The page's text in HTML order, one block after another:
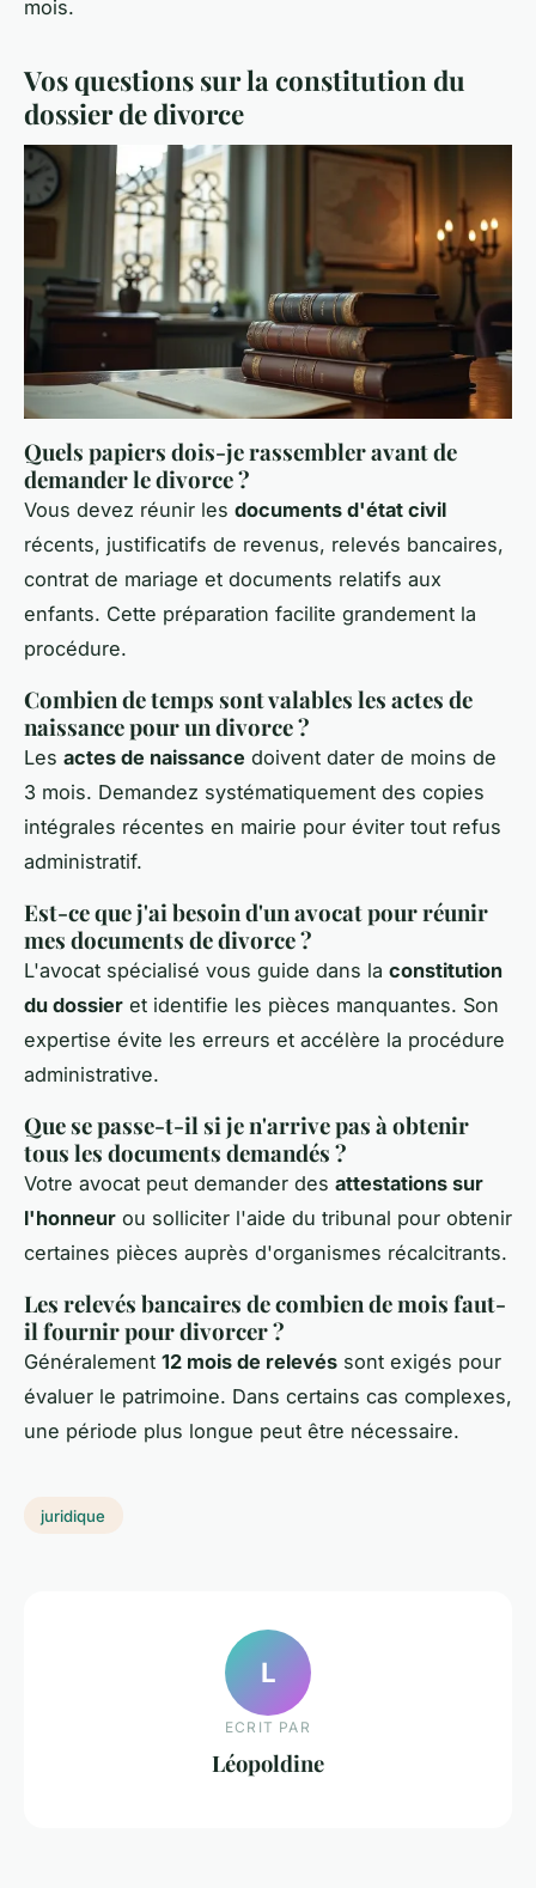
mois.
Vos questions sur la constitution du
dossier de divorce
Quels papiers dois-je rassembler avant de
demander le divorce ?
Vous devez réunir les documents d'état civil
récents, justificatifs de revenus, relevés bancaires,
contrat de mariage et documents relatifs aux
enfants. Cette préparation facilite grandement la
procédure.
Combien de temps sont valables les actes de
naissance pour un divorce ?
Les actes de naissance doivent dater de moins de
3 mois. Demandez systématiquement des copies
intégrales récentes en mairie pour éviter tout refus
administratif.
Est-ce que j'ai besoin d'un avocat pour réunir
mes documents de divorce ?
L'avocat spécialisé vous guide dans la constitution
du dossier et identifie les pièces manquantes. Son
expertise évite les erreurs et accélère la procédure
administrative.
Que se passe-t-il si je n'arrive pas à obtenir
tous les documents demandés ?
Votre avocat peut demander des attestations sur
l'honneur ou solliciter l'aide du tribunal pour obtenir
certaines pièces auprès d'organismes récalcitrants.
Les relevés bancaires de combien de mois faut-
il fournir pour divorcer ?
Généralement 12 mois de relevés sont exigés pour
évaluer le patrimoine. Dans certains cas complexes,
une période plus longue peut être nécessaire.
juridique
L
ECRIT PAR
Léopoldine